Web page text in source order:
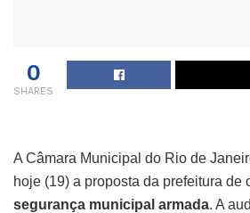
0
SHARES
A Câmara Municipal do Rio de
hoje (19) a proposta da prefeitura de
segurança municipal armada. A